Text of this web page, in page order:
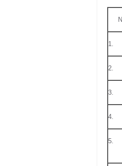
1.
2.
3.
4.
5.